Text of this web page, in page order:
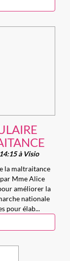
à Visio
la maltraitance
Mme Alice
améliorer la
nationale
pour élab...